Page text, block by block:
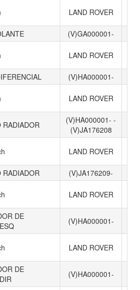
LAND ROVER
(V)GA000001-
LAND ROVER
(V)HA000001-
LAND ROVER
RADIADOR
(V)HA000001- -
(V)JA176208
LAND ROVER
RADIADOR (V)JA176209-
LAND ROVER
DE
(V)HA000001-
LAND ROVER
DE
(V)HA000001-